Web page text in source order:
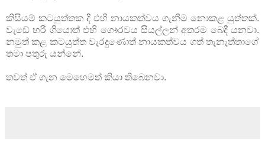
කිසියම් කටයුත්තක දී එහි නායකත්වය ගැනීම නොකළ යුත්තක්.
වැඩේ හරි ගියොත් එහි ගෞරවය සියල්ලන් අතරම බෙදී යනවා.
නමුත් කළ කටයුත්ත වැරදුණොත් නායකත්වය ගත් තැනැත්තාගේ
තමා පතුරු යන්නේ.
තවත් ඒ ගැන මෙහෙමත් කියා තිබෙනවා.